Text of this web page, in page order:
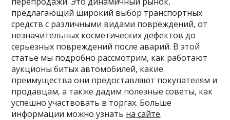
предлагающий широкий выбор транспортных
средств с различными видами повреждений, от
незначительных косметических дефектов до
серьезных повреждений после аварий. В этой
статье мы подробно рассмотрим, как работают
аукционы битых автомобилей, какие
преимущества они предоставляют покупателям и
продавцам, а также дадим полезные советы, как
успешно участвовать в торгах. Больше
информации можно узнать на сайте.